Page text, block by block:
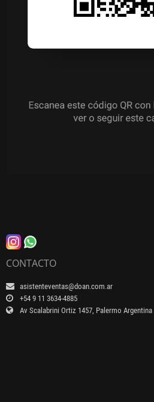
CONTACTO
asistenteventas@doan.com.ar
+54 9 11 3634-4885
Av Scalabrini Ortiz 1457, Palermo Argentina